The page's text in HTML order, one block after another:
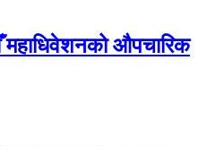
औपचारिक